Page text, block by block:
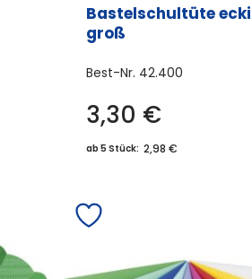
Bastelschultüte
groß
Best-Nr. 42.400
3,30 €
ab 5 Stück: 2,98 €
Die